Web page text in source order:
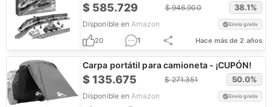
$ 585.729 $946.900 38.1%
Disponible en Amazon Envío gratis
20 1 Hace más de 2 años
Carpa portátil para camioneta - ¡CUPÓN!
$135.675 $271.351 50.0%
Disponible en Amazon Envío gratis